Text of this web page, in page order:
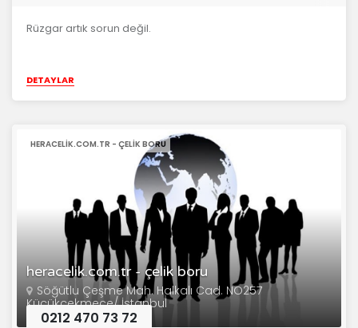
Rüzgar artık sorun değil.
DETAYLAR
heracelik.com.tr - çelik boru
HERACELIK.COM.TR - ÇELIK BORU
Söğütlu Çeşme Mah. Halkalı Cad. NO257
Küçükçekmece/ İstanbul
0212 470 73 72